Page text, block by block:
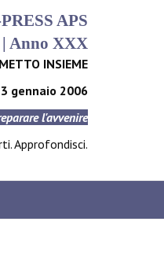
APS
Anno XXX
INSIEME
gennaio 2006
l'avvenire
Approfondisci.